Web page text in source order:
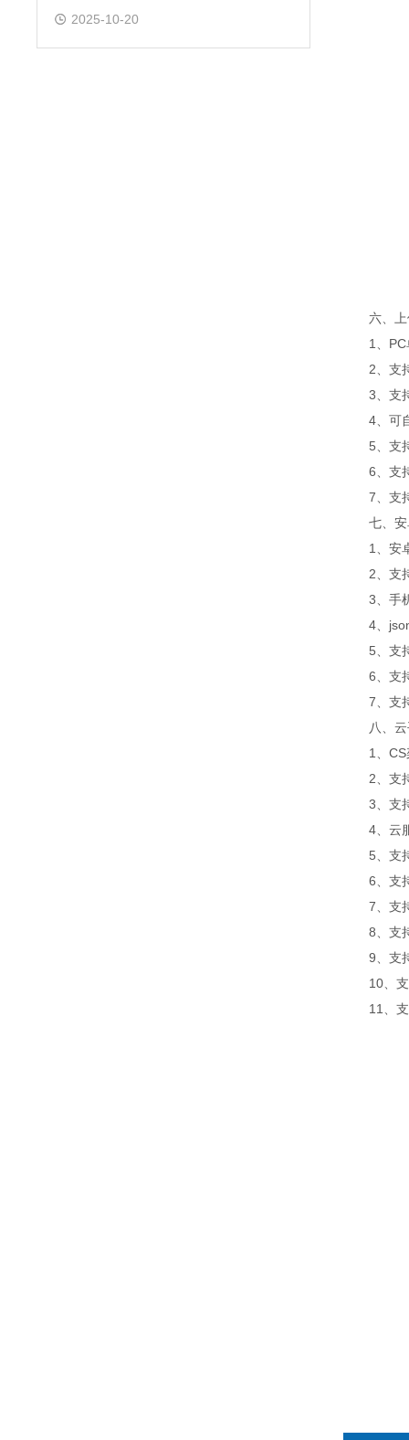
2025-10-20
六、上
1、PC单
2、支持
3、支持
4、可自
5、支持
6、支持
7、支持
七、安
1、安卓
2、支持
3、手机
4、json
5、支持
6、支持
7、支持
八、云
1、CS架
2、支持
3、支持
4、云服
5、支持
6、支持
7、支持
8、支持
9、支持
10、支
11、支